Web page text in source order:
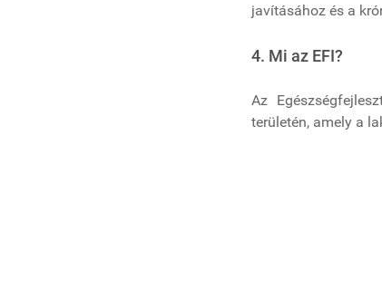
javításához és a
4. Mi az EFI?
Az
területén, amely a